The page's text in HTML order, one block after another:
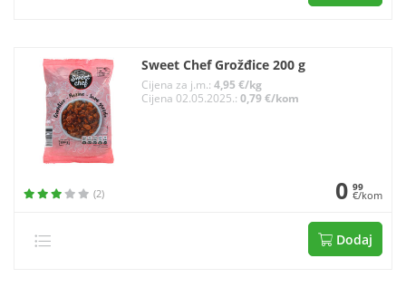
Sweet Chef Grožđice 200 g
Cijena za j.m.: 4,95 €/kg
Cijena 02.05.2025.: 0,79 €/kom
(2) 0 99
€/kom
Dodaj